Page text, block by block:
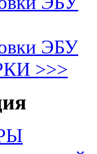
ЭБУ
>>>